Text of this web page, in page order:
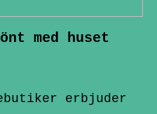
med huset
erbjuder